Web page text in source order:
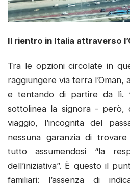
Il rientro in Italia attraverso
Tra le opzioni circolate in
raggiungere via terra
e tentando di partire da lì.
sottolinea la signora - però,
viaggio, l’incognita del
nessuna garanzia di
tutto assumendosi “la
dell’iniziativa”. È questo il
familiari: l’assenza di